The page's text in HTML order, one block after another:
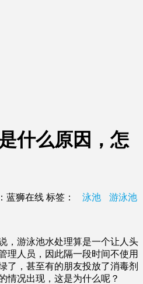
什么原因，怎
蓝狮在线 标签： 泳池
游泳池
游泳池水处理算是一个让人头
理人员，因此隔一段时间不使用
了，甚至有的朋友投放了消毒剂
情况出现，这是为什么呢？